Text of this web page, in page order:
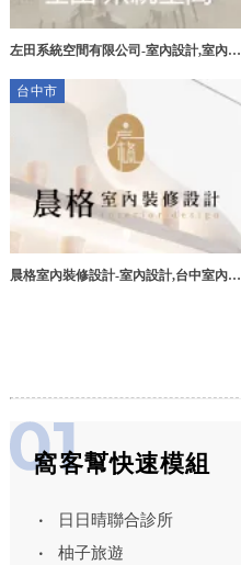
左田系統空間有限公司-室內設計,室內設
司
台中市
晨格室內裝修設計-室內設計,台中室內設
窩客幫快速模組
日日晴聯合診所
柚子旅遊